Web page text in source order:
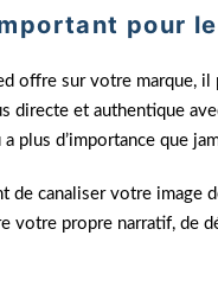
pour
offre sur votre marque, il
directe et authentique
plus d’importance que
de canaliser votre
votre propre narratif, de